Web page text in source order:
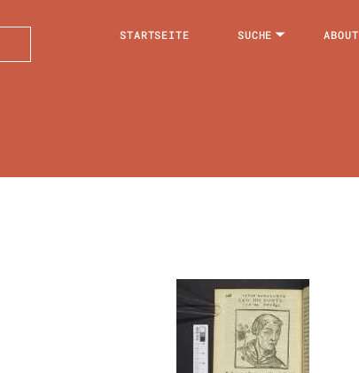
STARTSEITE SUCHE ABOUT